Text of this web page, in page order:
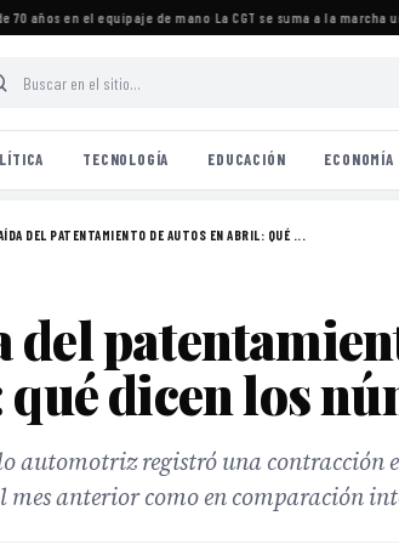
años en el equipaje de mano·La CGT se suma a la marcha
TECNOLOGÍA EDUCACIÓN ECONOMÍA
DEL PATENTAMIENTO DE AUTOS EN ABRIL: QUÉ ...
del
dicen los
automotriz registró una contracción
mes anterior como en comparación